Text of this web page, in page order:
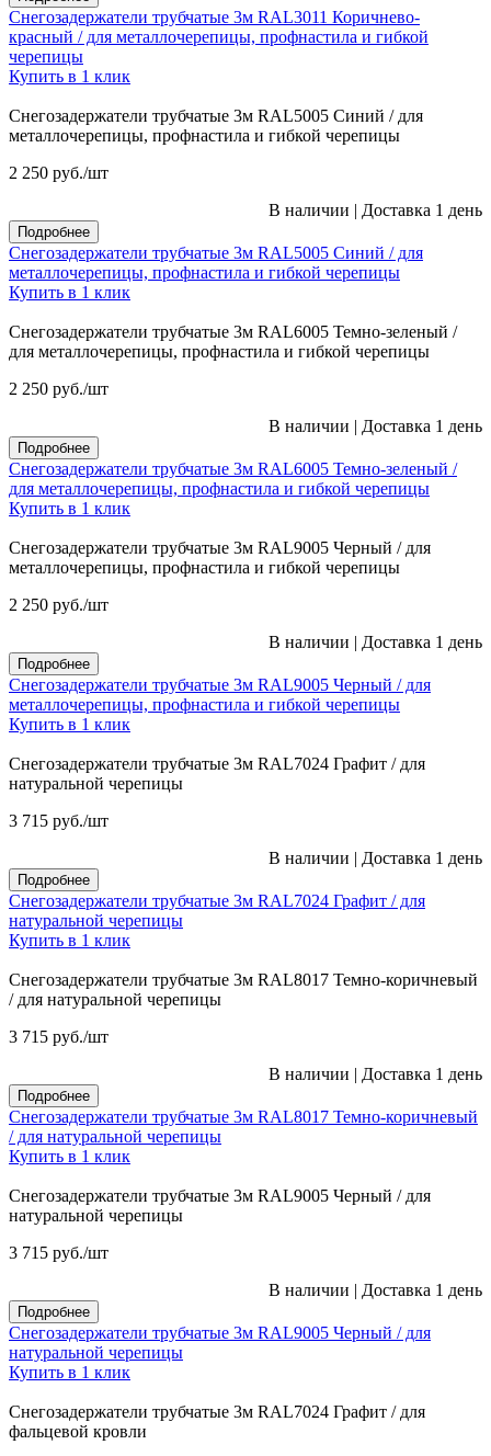
Снегозадержатели трубчатые 3м RAL3011 Коричнево-
красный / для металлочерепицы, профнастила и гибкой
черепицы
Купить в 1 клик
Снегозадержатели трубчатые 3м RAL5005 Синий / для
металлочерепицы, профнастила и гибкой черепицы
2 250 руб./шт
В наличии | Доставка 1 день
Подробнее
Снегозадержатели трубчатые 3м RAL5005 Синий / для
металлочерепицы, профнастила и гибкой черепицы
Купить в 1 клик
Снегозадержатели трубчатые 3м RAL6005 Темно-зеленый /
для металлочерепицы, профнастила и гибкой черепицы
2 250 руб./шт
В наличии | Доставка 1 день
Подробнее
Снегозадержатели трубчатые 3м RAL6005 Темно-зеленый /
для металлочерепицы, профнастила и гибкой черепицы
Купить в 1 клик
Снегозадержатели трубчатые 3м RAL9005 Черный / для
металлочерепицы, профнастила и гибкой черепицы
2 250 руб./шт
В наличии | Доставка 1 день
Подробнее
Снегозадержатели трубчатые 3м RAL9005 Черный / для
металлочерепицы, профнастила и гибкой черепицы
Купить в 1 клик
Снегозадержатели трубчатые 3м RAL7024 Графит / для
натуральной черепицы
3 715 руб./шт
В наличии | Доставка 1 день
Подробнее
Снегозадержатели трубчатые 3м RAL7024 Графит / для
натуральной черепицы
Купить в 1 клик
Снегозадержатели трубчатые 3м RAL8017 Темно-коричневый
/ для натуральной черепицы
3 715 руб./шт
В наличии | Доставка 1 день
Подробнее
Снегозадержатели трубчатые 3м RAL8017 Темно-коричневый
/ для натуральной черепицы
Купить в 1 клик
Снегозадержатели трубчатые 3м RAL9005 Черный / для
натуральной черепицы
3 715 руб./шт
В наличии | Доставка 1 день
Подробнее
Снегозадержатели трубчатые 3м RAL9005 Черный / для
натуральной черепицы
Купить в 1 клик
Снегозадержатели трубчатые 3м RAL7024 Графит / для
фальцевой кровли